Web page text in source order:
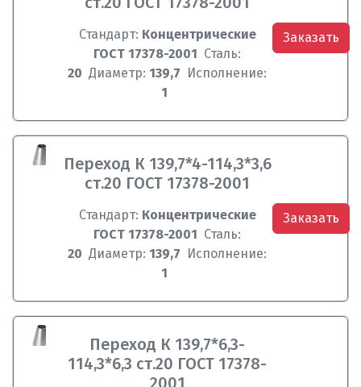
Стандарт: Концентрические
ГОСТ 17378-2001 Сталь:
20 Диаметр:139,7 Исполнение:
1
Заказать
Переход К 139,7*4-114,3*3,6
ст.20 ГОСТ 17378-2001
Стандарт: Концентрические
ГОСТ 17378-2001 Сталь:
20 Диаметр:139,7 Исполнение:
1
Заказать
Переход К 139,7*6,3-
114,3*6,3 ст.20 ГОСТ 17378-
2001